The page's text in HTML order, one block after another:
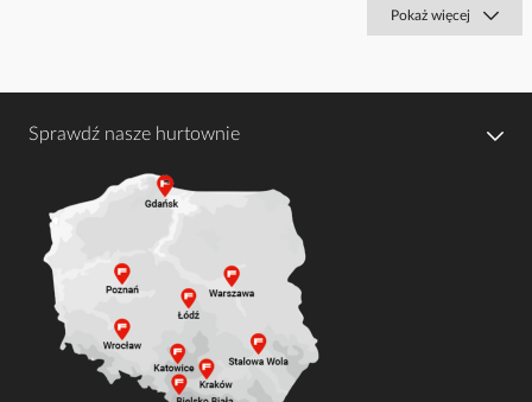
Pokaż więcej
Sprawdź nasze hurtownie